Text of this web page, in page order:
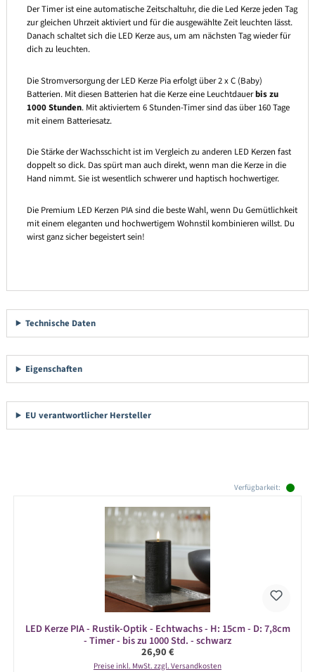
Der Timer ist eine automatische Zeitschaltuhr, die die Led Kerze jeden Tag
zur gleichen Uhrzeit aktiviert und für die ausgewählte Zeit leuchten lässt.
Danach schaltet sich die LED Kerze aus, um am nächsten Tag wieder für
dich zu leuchten.
Die Stromversorgung der LED Kerze Pia erfolgt über 2 x C (Baby)
Batterien. Mit diesen Batterien hat die Kerze eine Leuchtdauerbis zu
1000 Stunden. Mit aktiviertem 6 Stunden-Timer sind das über 160 Tage
mit einem Batteriesatz.
Die Stärke der Wachsschicht ist im Vergleich zu anderen LED Kerzen fast
doppelt so dick. Das spürt man auch direkt, wenn man die Kerze in die
Hand nimmt. Sie ist wesentlich schwerer und haptisch hochwertiger.
Die Premium LED Kerzen PIA sind die beste Wahl, wenn Du Gemütlichkeit
mit einem eleganten und hochwertigem Wohnstil kombinieren willst. Du
wirst ganz sicher begeistert sein!
Technische Daten
Eigenschaften
EU verantwortlicher Hersteller
Verfügbarkeit:
LED Kerze PIA - Rustik-Optik - Echtwachs - H: 15cm - D: 7,8cm
- Timer - bis zu 1000 Std. - schwarz
Regulärer Preis:
26,90 €
Preise inkl. MwSt. zzgl. Versandkosten